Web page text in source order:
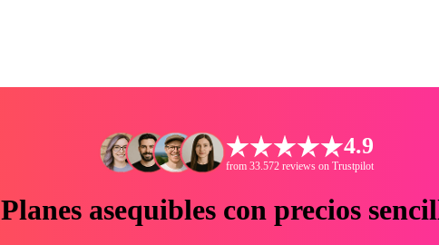
4.9
from 33.572 reviews on Trustpilot
Planes asequibles con precios